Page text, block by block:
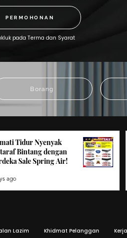
pada Terma dan Syarat
PERMOHONAN
Borang
Tidur Nyenyak
Bintang dengan
Sale Spring Air!
ago
Lazim Khidmat Pelanggan